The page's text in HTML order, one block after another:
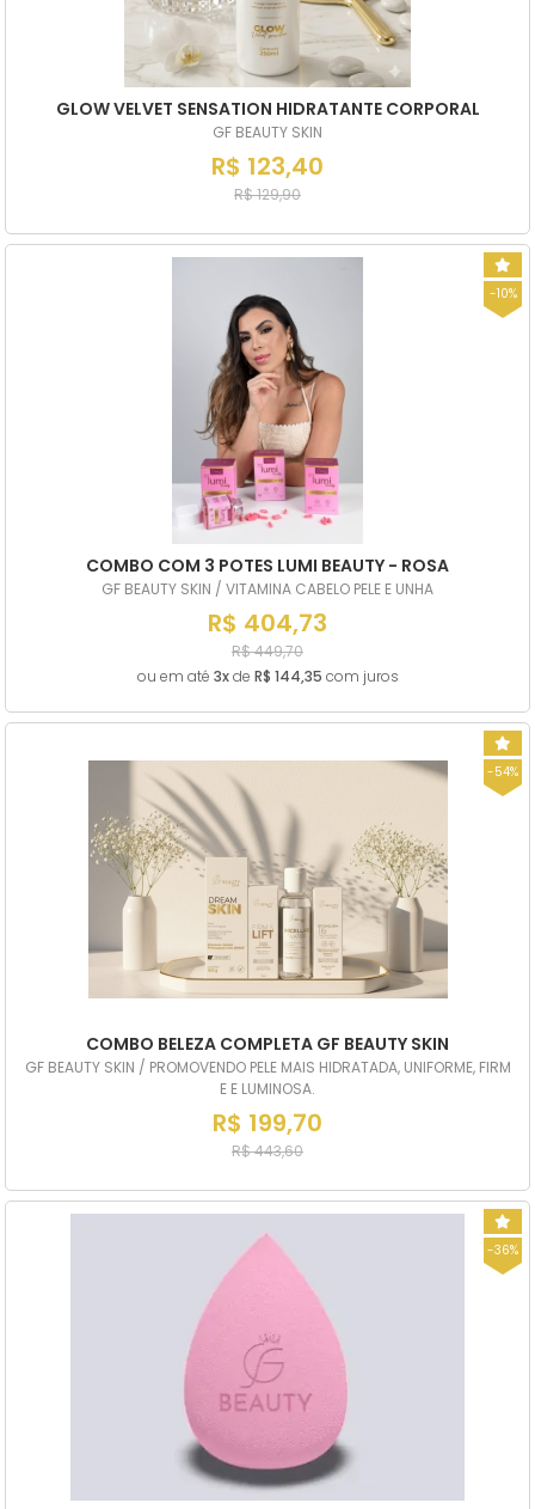
GLOW VELVET SENSATION HIDRATANTE CORPORAL
GF BEAUTY SKIN
R$ 123,40
R$ 129,90
-10%
COMBO COM 3 POTES LUMI BEAUTY - ROSA
GF BEAUTY SKIN / VITAMINA CABELO PELE E UNHA
R$ 404,73
R$ 449,70
ou em até 3xde R$ 144,35 com juros
-54%
COMBO BELEZA COMPLETA GF BEAUTY SKIN
GF BEAUTY SKIN / PROMOVENDO PELE MAIS HIDRATADA, UNIFORME, FIRM
E E LUMINOSA.
R$ 199,70
R$ 443,60
-36%